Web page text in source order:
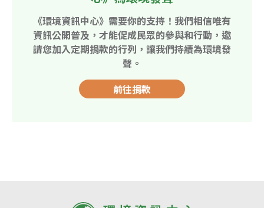
《環境資訊中心》需要你的支持！我們相信唯有
資訊公開普及，才能促成民眾的參與和行動，邀
請您加入定期捐款的行列，讓我們持續為環境發
聲。
前往捐款